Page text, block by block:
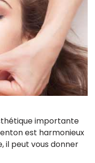
importante
est harmonieux
il peut vous donner